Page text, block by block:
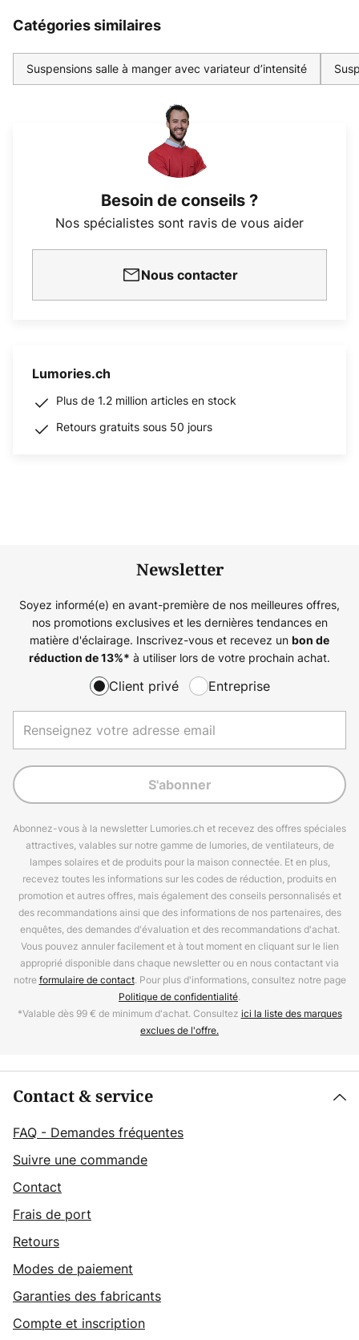
Catégories similaires
Suspensions salle à manger avec variateur d’intensité
Besoin de conseils ?
Nos spécialistes sont ravis de vous aider
Nous contacter
Lumories.ch
Plus de 1.2 million articles en stock
Retours gratuits sous 50 jours
Newsletter
Soyez informé(e) en avant-première de nos meilleures offres,
nos promotions exclusives et les dernières tendances en
matière d'éclairage. Inscrivez-vous et recevez un bon de
réduction de13%* à utiliser lors de votre prochain achat.
Client privé Entreprise
S'abonner
Abonnez-vous à la newsletter Lumories.ch et recevez des offres spéciales
attractives, valables sur notre gamme de lumories, de ventilateurs, de
lampes solaires et de produits pour la maison connectée. Et en plus,
recevez toutes les informations sur les codes de réduction, produits en
promotion et autres offres, mais également des conseils personnalisés et
des recommandations ainsi que des informations de nos partenaires, des
enquêtes, des demandes d'évaluation et des recommandations d'achat.
Vous pouvez annuler facilement et à tout moment en cliquant sur le lien
approprié disponible dans chaque newsletter ou en nous contactant via
notreformulaire de contact. Pour plus d'informations, consultez notre page
Politique de confidentialité.
*Valable dès 99 € de minimum d'achat. Consultez ici la liste des marques
exclues de l'offre.
Contact & service
FAQ - Demandes fréquentes
Suivre une commande
Contact
Frais de port
Retours
Modes de paiement
Garanties des fabricants
Compte et inscription